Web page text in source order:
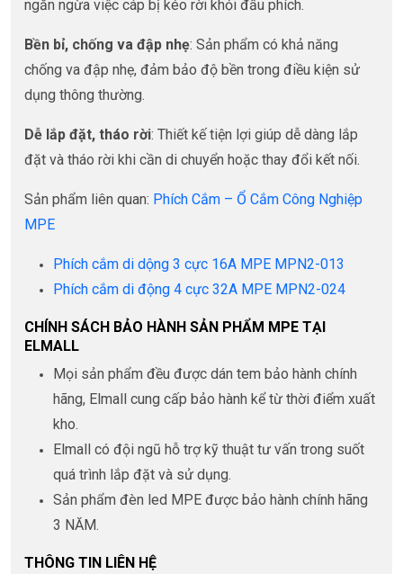
ngăn ngừa việc cáp bị kéo rời khỏi đầu phích.
Bền bỉ, chống va đập nhẹ: Sản phẩm có khả năng
chống va đập nhẹ, đảm bảo độ bền trong điều kiện sử
dụng thông thường.
Dễ lắp đặt, tháo rời: Thiết kế tiện lợi giúp dễ dàng lắp
đặt và tháo rời khi cần di chuyển hoặc thay đổi kết nối.
Sản phẩm liên quan: Phích Cắm – Ổ Cắm Công Nghiệp
MPE
Phích cắm di dộng 3 cực 16A MPE MPN2-013
Phích cắm di động 4 cực 32A MPE MPN2-024
CHÍNH SÁCH BẢO HÀNH SẢN PHẨM MPE TẠI
ELMALL
Mọi sản phẩm đều được dán tem bảo hành chính
hãng, Elmall cung cấp bảo hành kể từ thời điểm xuất
kho.
Elmall có đội ngũ hỗ trợ kỹ thuật tư vấn trong suốt
quá trình lắp đặt và sử dụng.
Sản phẩm đèn led MPE được bảo hành chính hãng
3 NĂM.
THÔNG TIN LIÊN HỆ